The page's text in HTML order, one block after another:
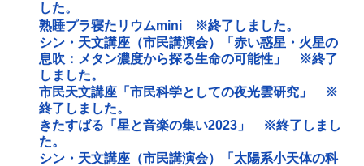
した。
熟睡プラ寝たリウムmini ※終了しました。
シン・天文講座（市民講演会）「赤い惑星・火星の
息吹：メタン濃度から探る生命の可能性」 ※終了
しました。
市民天文講座「市民科学としての夜光雲研究」 ※
終了しました。
きたすばる「星と音楽の集い2023」 ※終了しまし
た。
シン・天文講座（市民講演会）「太陽系小天体の科